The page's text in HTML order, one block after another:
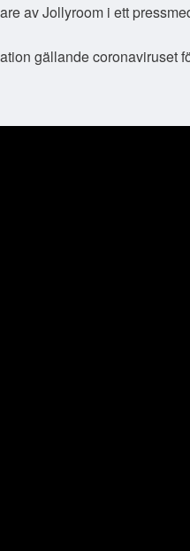
av Jollyroom i ett
gällande coronaviruset